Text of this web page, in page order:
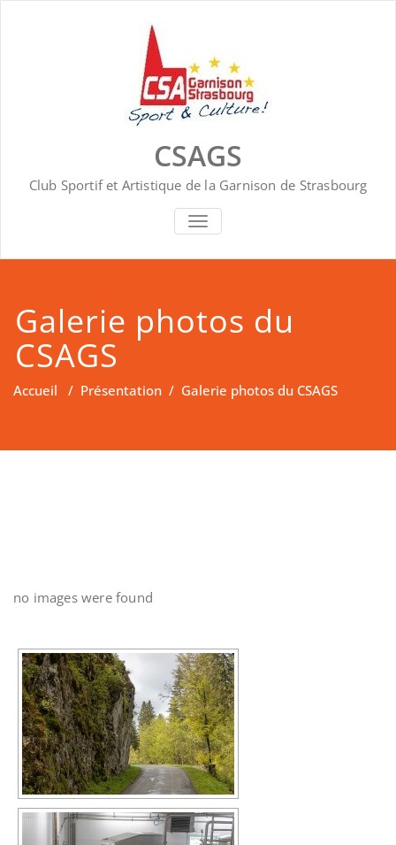
CSAGS
Club Sportif et Artistique de la Garnison de Strasbourg
AFFICHER/MASQUER LA
Galerie photos du
CSAGS
Accueil / Présentation / Galerie photos du CSAGS
no images were found